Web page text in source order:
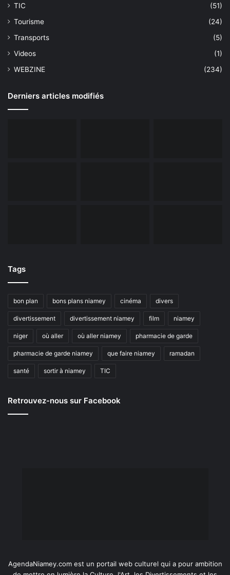
TIC
(51)
Tourisme
(24)
Transports
(5)
Videos
(1)
WEBZINE
(234)
Derniers articles modifiés
Tags
bon plan bons plans niamey cinéma divers
divertissement divertissement niamey film niamey
niger où aller où aller niamey pharmacie de garde
pharmacie de garde niamey que faire niamey ramadan
santé sortir à niamey TIC
Retrouvez-nous sur Facebook
AgendaNiamey.com est un portail web culturel qui a pour ambition